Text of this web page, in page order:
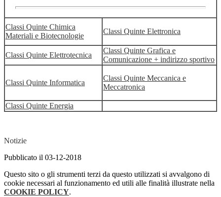
Classi Quinte Chimica
Materiali e Biotecnologie
Classi Quinte Elettronica
Classi Quinte Elettrotecnica
Classi Quinte Grafica e
Comunicazione + indirizzo sportivo
Classi Quinte Informatica
Classi Quinte Meccanica e
Meccatronica
Classi Quinte Energia
Notizie
Pubblicato il 03-12-2018
Questo sito o gli strumenti terzi da questo utilizzati si avvalgono di
cookie necessari al funzionamento ed utili alle finalità illustrate nella
COOKIE POLICY.